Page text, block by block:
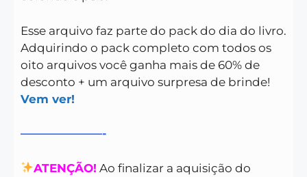
Esse arquivo faz parte do pack do dia do livro.
Adquirindo o pack completo com todos os
oito arquivos você ganha mais de 60% de
desconto + um arquivo surpresa de brinde!
Vem ver!
———————-
ATENÇÃO! Ao finalizar a aquisição do